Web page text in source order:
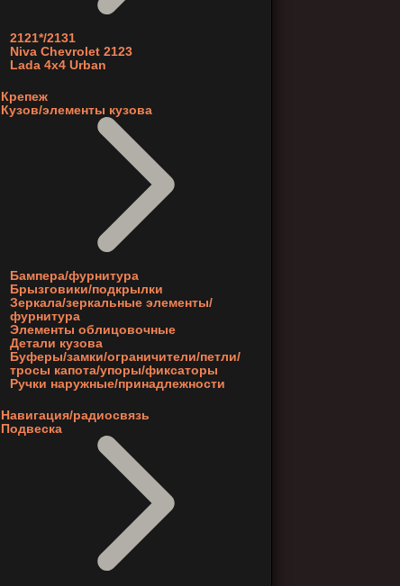
2121*/2131
Niva Chevrolet 2123
Lada 4x4 Urban
Крепеж
Кузов/элементы кузова
Бампера/фурнитура
Брызговики/подкрылки
Зеркала/зеркальные элементы/
фурнитура
Элементы облицовочные
Детали кузова
Буферы/замки/ограничители/петли/
тросы капота/упоры/фиксаторы
Ручки наружные/принадлежности
Навигация/радиосвязь
Подвеска